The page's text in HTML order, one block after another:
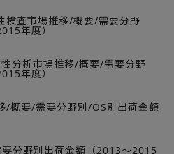
検査市場推移/概要/需要分野
年度）
分析市場推移/概要/需要分野
年度）
/概要/需要分野別/OS別出荷金額
分野別出荷金額（2013～2015